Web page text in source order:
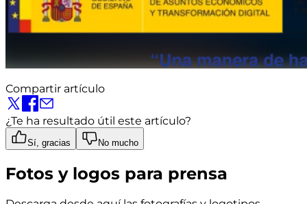
Compartir artículo
¿Te ha resultado útil este artículo?
Sí, gracias No mucho
Fotos y logos para prensa